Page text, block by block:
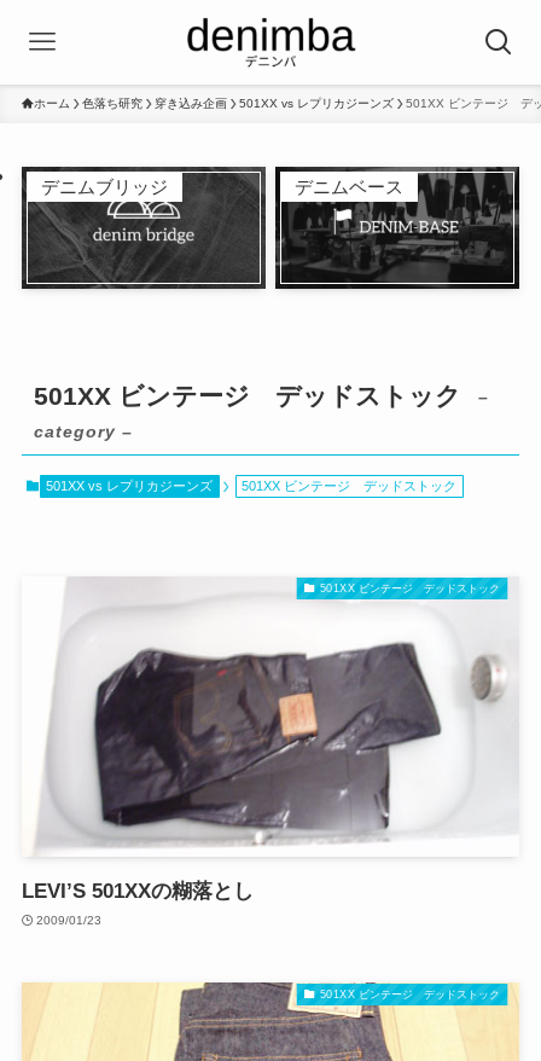
ホーム 色落ち研究 穿き込み企画 501XX vs レプリカジーンズ 501XX ビンテージ デ
デニムブリッジ デニムベース
501XX ビンテージ デッドストック
–
category –
501XX vs レプリカジーンズ 501XX ビンテージ デッドストック
501XX ビンテージ デッドストック
LEVI’S 501XXの糊落とし
2009/01/23
501XX ビンテージ デッドストック